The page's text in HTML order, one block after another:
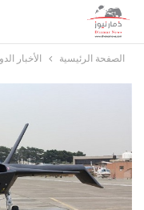
الصفحة الرئيسية الأخبار